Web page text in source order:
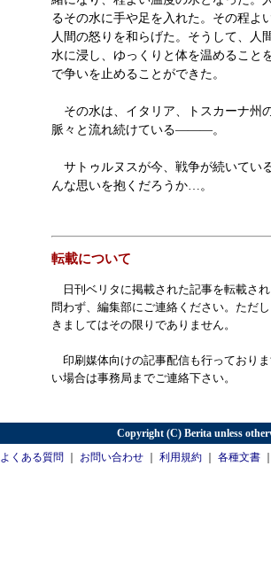
るその水に手や足を入れた。その程よ
人間の怒りを和らげた。そうして、人
水に浸し、ゆっくりと体を温めること
で争いを止めることができた。
その水は、イタリア、トスカーナ州
脈々と流れ続けている―――。
サトゥルヌスが今、戦争が続いてい
んな思いを抱くだろうか…。
転載について
日刊ベリタに掲載された記事を転載さ
問わず、編集部にご連絡ください。ただ
きましてはその限りでありません。
印刷媒体向けの記事配信も行っており
い場合は事務局までご連絡下さい。
Copyright (C) Berita unless
よくある質問
お問い合わせ 利用規約 各種文書